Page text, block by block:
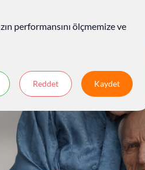
performansını ölçmemize ve
Reddet Kaydet